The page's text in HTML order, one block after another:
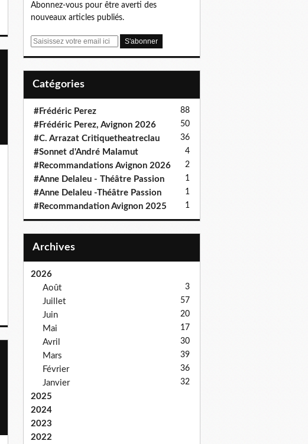
Abonnez-vous pour être averti des
nouveaux articles publiés.
E
Catégories
#Frédéric Perez 88
#Frédéric Perez, Avignon 2026 50
#C. Arrazat Critiquetheatreclau 36
#Sonnet d'André Malamut 4
#Recommandations Avignon 2026 2
#Anne Delaleu - Théâtre Passion 1
#Anne Delaleu -Théâtre Passion 1
#Recommandation Avignon 2025 1
Archives
2026
Août
3
Juillet 57
Juin 20
Mai 17
Avril 30
Mars 39
Février 36
Janvier 32
2025
2024
2023
2022